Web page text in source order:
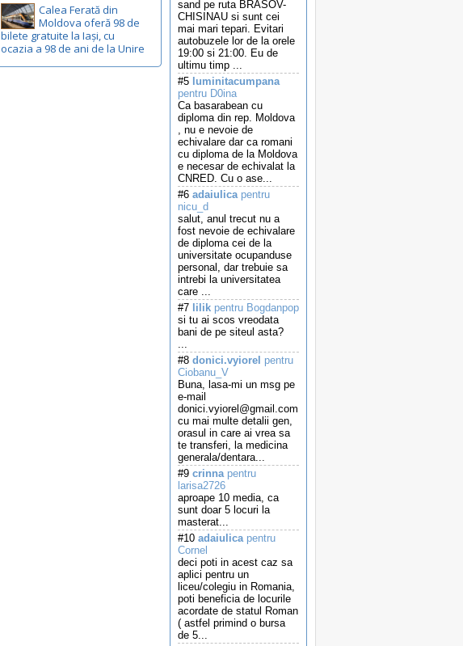
sand pe ruta BRASOV-
CHISINAU si sunt cei
mai mari tepari. Evitari
autobuzele lor de la orele
19:00 si 21:00. Eu de
ultimu timp ...
#5 luminitacumpana
pentru D0ina
Ca basarabean cu
diploma din rep. Moldova
, nu e nevoie de
echivalare dar ca romani
cu diploma de la Moldova
e necesar de echivalat la
CNRED. Cu o ase...
#6 adaiulicapentru
nicu_d
salut, anul trecut nu a
fost nevoie de echivalare
de diploma cei de la
universitate ocupanduse
personal, dar trebuie sa
intrebi la universitatea
care ...
#7 lilik pentru Bogdanpop
si tu ai scos vreodata
bani de pe siteul asta?
...
#8 donici.vyiorel pentru
Ciobanu_V
Buna, lasa-mi un msg pe
e-mail
donici.vyiorel@gmail.com
cu mai multe detalii gen,
orasul in care ai vrea sa
te transferi, la medicina
generala/dentara...
#9 crinnapentru
larisa2726
aproape 10 media, ca
sunt doar 5 locuri la
masterat...
#10 adaiulicapentru
Cornel
deci poti in acest caz sa
aplici pentru un
liceu/colegiu in Romania,
poti beneficia de locurile
acordate de statul Roman
( astfel primind o bursa
de 5...
Calea Ferată din
Moldova oferă 98 de
bilete gratuite la Iași, cu
ocazia a 98 de ani de la Unire